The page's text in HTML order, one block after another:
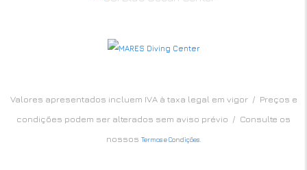
Valores apresentados incluem IVA à taxa legal em vigor / Preços e
condições podem ser alterados sem aviso prévio / Consulte os
nossos Termos e Condições.